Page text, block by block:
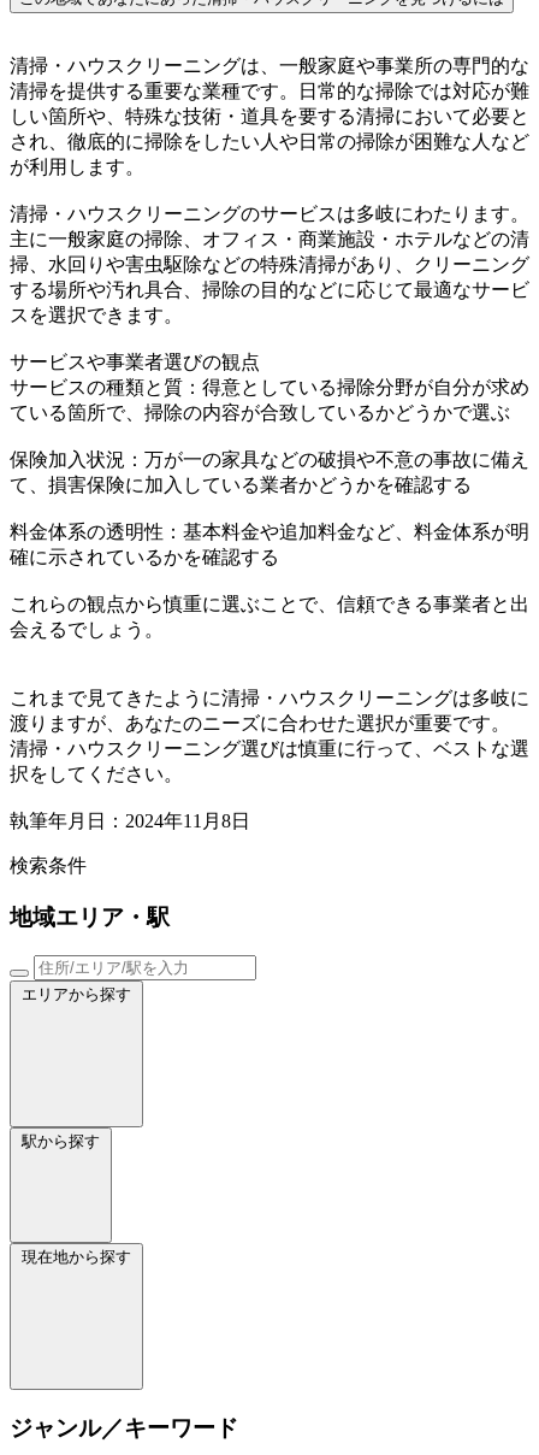
清掃・ハウスクリーニングは、一般家庭や事業所の専門的な
清掃を提供する重要な業種です。日常的な掃除では対応が難
しい箇所や、特殊な技術・道具を要する清掃において必要と
され、徹底的に掃除をしたい人や日常の掃除が困難な人など
が利用します。
清掃・ハウスクリーニングのサービスは多岐にわたります。
主に一般家庭の掃除、オフィス・商業施設・ホテルなどの清
掃、水回りや害虫駆除などの特殊清掃があり、クリーニング
する場所や汚れ具合、掃除の目的などに応じて最適なサービ
スを選択できます。
サービスや事業者選びの観点
サービスの種類と質：得意としている掃除分野が自分が求め
ている箇所で、掃除の内容が合致しているかどうかで選ぶ
保険加入状況：万が一の家具などの破損や不意の事故に備え
て、損害保険に加入している業者かどうかを確認する
料金体系の透明性：基本料金や追加料金など、料金体系が明
確に示されているかを確認する
これらの観点から慎重に選ぶことで、信頼できる事業者と出
会えるでしょう。
これまで見てきたように清掃・ハウスクリーニングは多岐に
渡りますが、あなたのニーズに合わせた選択が重要です。
清掃・ハウスクリーニング選びは慎重に行って、ベストな選
択をしてください。
執筆年月日：2024年11月8日
検索条件
地域エリア・駅
エリアから探す
駅から探す
現在地から探す
ジャンル／キーワード